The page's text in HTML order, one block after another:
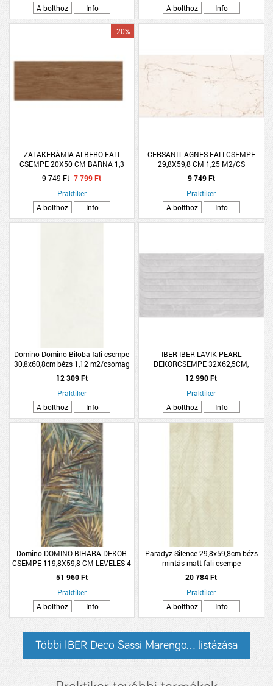
A bolthoz
Info
A bolthoz
Info
ZALAKERÁMIA ALBERO FALI
CSEMPE 20X50 CM BARNA 1,3
M2/CSOMAG *RÉGI: 293031*
-20%
9 749 Ft 7 799 Ft
Praktiker
A bolthoz
Info
CERSANIT AGNES FALI CSEMPE
29,8X59,8 CM 1,25 M2/CS
MÁRVÁNY SZATÉN
9 749 Ft
Praktiker
A bolthoz
Info
Domino Domino Biloba fali csempe
30,8x60,8cm bézs 1,12 m2/csomag
fényes
12 309 Ft
Praktiker
A bolthoz
Info
IBER IBER LAVIK PEARL
DEKORCSEMPE 32X62,5CM,
1M2/CSOMAG, VILÁGOSSZÜRKE,
MATT, FAGYÁLLÓ
12 990 Ft
Praktiker
A bolthoz
Info
Domino DOMINO BIHARA DEKOR
CSEMPE 119,8X59,8 CM LEVELES 4
ELEMES ZÖLD
51 960 Ft
Praktiker
A bolthoz
Info
Paradyz Silence 29,8x59,8cm bézs
mintás matt fali csempe
20 784 Ft
Praktiker
A bolthoz
Info
Többi IBER Deco Sassi Marengo... listázása